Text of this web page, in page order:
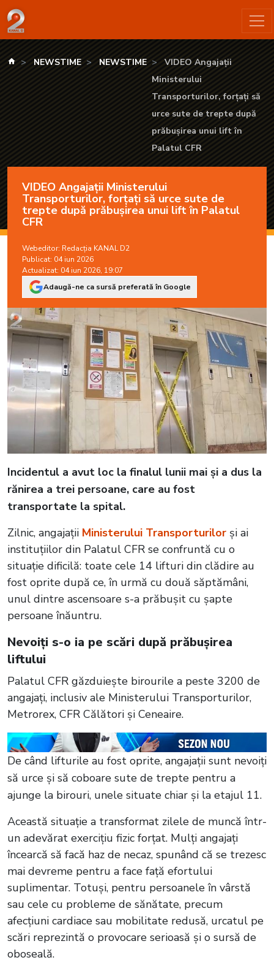
VIDEO Angajații Ministerului Transporturilor, forțați să urce
kanald.ro
NEWSTIME NEWSTIME
VIDEO Angajații
Ministerului
Transporturilor, forțați să
urce sute de trepte după
prăbușirea unui lift în
Palatul CFR
VIDEO Angajații Ministerului
Transporturilor, forțați să urce sute de
trepte după prăbușirea unui lift în Palatul
CFR
Webeditor: Redacția KANAL D2
Publicat: 04 iun 2026
Actualizat: 04 iun 2026, 19:07
Adaugă-ne ca sursă preferată în Google
Incidentul a avut loc la finalul lunii mai și a dus la
rănirea a trei persoane, care au fost
transportate la spital.
Zilnic, angajații Ministerului Transporturilor și ai
instituțiilor din Palatul CFR se confruntă cu o
situație dificilă: toate cele 14 lifturi din clădire au
fost oprite după ce, în urmă cu două săptămâni,
unul dintre ascensoare s-a prăbușit cu șapte
persoane înăuntru.
Nevoiți s-o ia pe scări după prăbușirea
liftului
Palatul CFR găzduiește birourile a peste 3200 de
angajați, inclusiv ale Ministerului Transporturilor,
Metrorex, CFR Călători și Ceneaire.
De când lifturile au fost oprite, angajații sunt nevoiți
să urce și să coboare sute de trepte pentru a
ajunge la birouri, unele situate chiar și la etajul 11.
Această situație a transformat zilele de muncă într-
un adevărat exercițiu fizic forțat. Mulți angajați
încearcă să facă haz de necaz, spunând că se trezesc
mai devreme pentru a face față efortului
suplimentar. Totuși, pentru persoanele în vârstă
sau cele cu probleme de sănătate, precum
afecțiuni cardiace sau mobilitate redusă, urcatul pe
scări reprezintă o provocare serioasă și o sursă de
oboseală.